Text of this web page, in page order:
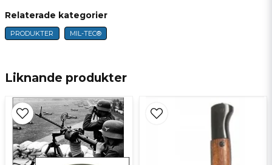
name
Namn
Ja, ni får publicera min fråga
Liknande produkter
Relaterade kategorier
PRODUKTER MIL-TEC®